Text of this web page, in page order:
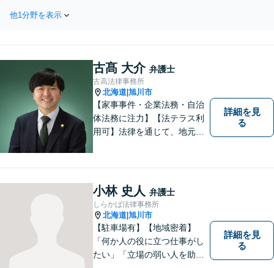
【子連れ相談可】
海道で本格的にネット
る弁護士におまかせく
他1分野を表示
古髙 大介 弁護士
古高法律事務所
北海道 旭川市
【家事事件・企業法務・自治
体法務に注力】【法テラス利
用可】法律を通じて、地元の
みでも気軽にご相談いただけ
る「信頼できる弁護士」を目
指しています。【夜間や休日
相談も対応可能】【旭川市の
総合法律事務所】
詳細を見
る
小林 史人 弁護士
しらかば法律事務所
北海道 旭川市
【駐車場有】【地域密着】
「何か人の役に立つ仕事がし
たい」「立場の弱い人を助け
詳細を見
る